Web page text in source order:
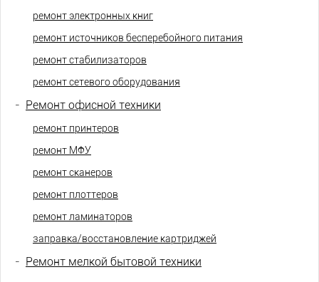
ремонт электронных книг
ремонт источников бесперебойного питания
ремонт стабилизаторов
ремонт сетевого оборудования
- Ремонт офисной техники
ремонт принтеров
ремонт МФУ
ремонт сканеров
ремонт плоттеров
ремонт ламинаторов
заправка/восстановление картриджей
- Ремонт мелкой бытовой техники